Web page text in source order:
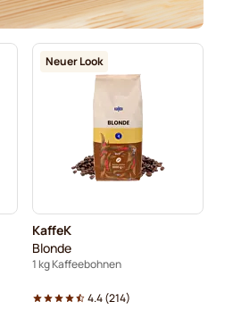
Neuer Look
KaffeK
Blonde
1 kg Kaffeebohnen
4.4(214)